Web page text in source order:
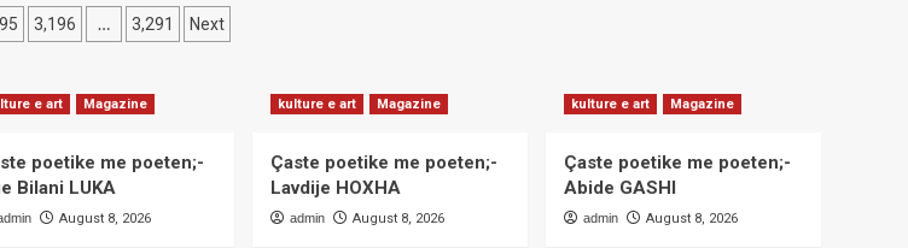
ishin
zëdhënës
fuqishëm
të
okupues.-
Çoçaj
3,196 … 3,291 Next
e art Magazine
poetike me poeten;-
Bilani LUKA
August 8, 2026
kulture e art Magazine
Çaste poetike me poeten;-
Lavdije HOXHA
admin August 8, 2026
kulture e art Magazine
Çaste poetike me poeten;-
Abide GASHI
admin August 8, 2026